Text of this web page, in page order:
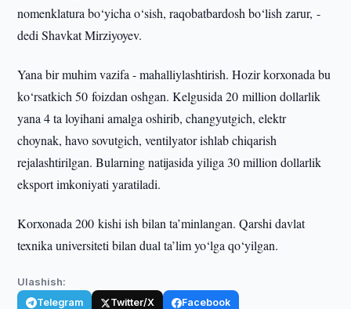
nomenklatura bo‘yicha o‘sish, raqobatbardosh bo‘lish zarur, -
dedi Shavkat Mirziyoyev.
Yana bir muhim vazifa - mahalliylashtirish. Hozir korxonada bu
ko‘rsatkich 50 foizdan oshgan. Kelgusida 20 million dollarlik
yana 4 ta loyihani amalga oshirib, changyutgich, elektr
choynak, havo sovutgich, ventilyator ishlab chiqarish
rejalashtirilgan. Bularning natijasida yiliga 30 million dollarlik
eksport imkoniyati yaratiladi.
Korxonada 200 kishi ish bilan ta’minlangan. Qarshi davlat
texnika universiteti bilan dual ta’lim yo‘lga qo‘yilgan.
Ulashish:
Telegram Twitter/X Facebook